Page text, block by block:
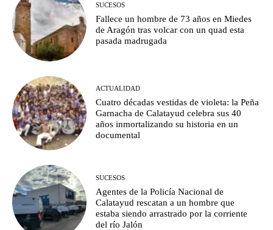
SUCESOS
Fallece un hombre de 73 años en Miedes
de Aragón tras volcar con un quad esta
pasada madrugada
ACTUALIDAD
Cuatro décadas vestidas de violeta: la Peña
Garnacha de Calatayud celebra sus 40
años inmortalizando su historia en un
documental
SUCESOS
Agentes de la Policía Nacional de
Calatayud rescatan a un hombre que
estaba siendo arrastrado por la corriente
del río Jalón